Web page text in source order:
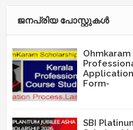
ജനപ്രിയ പോസ്റ്റുകള്‍‌
Form-
SBI